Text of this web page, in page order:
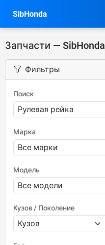
SibHonda
Запчасти — SibHonda
Фильтры
Поиск
Марка
Модель
Кузов / Поколение